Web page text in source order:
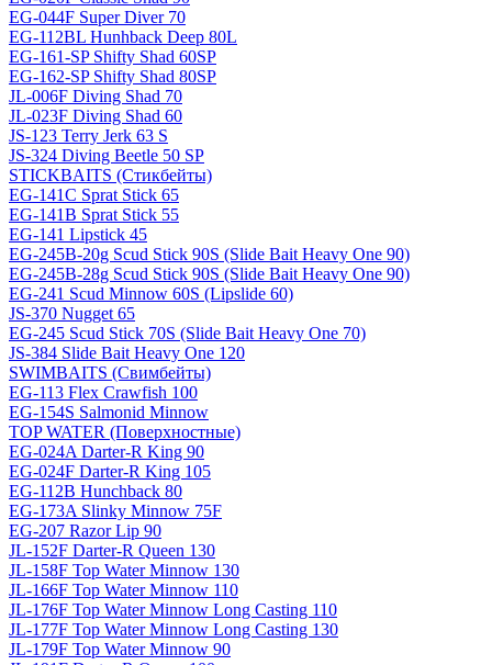
EG-044F Super Diver 70
EG-112BL Hunhback Deep 80L
EG-161-SP Shifty Shad 60SP
EG-162-SP Shifty Shad 80SP
JL-006F Diving Shad 70
JL-023F Diving Shad 60
JS-123 Terry Jerk 63 S
JS-324 Diving Beetle 50 SP
STICKBAITS (Стикбейты)
EG-141C Sprat Stick 65
EG-141B Sprat Stick 55
EG-141 Lipstick 45
EG-245B-20g Scud Stick 90S (Slide Bait Heavy One 90)
EG-245B-28g Scud Stick 90S (Slide Bait Heavy One 90)
EG-241 Scud Minnow 60S (Lipslide 60)
JS-370 Nugget 65
EG-245 Scud Stick 70S (Slide Bait Heavy One 70)
JS-384 Slide Bait Heavy One 120
SWIMBAITS (Свимбейты)
EG-113 Flex Crawfish 100
EG-154S Salmonid Minnow
TOP WATER (Поверхностные)
EG-024A Darter-R King 90
EG-024F Darter-R King 105
EG-112B Hunchback 80
EG-173A Slinky Minnow 75F
EG-207 Razor Lip 90
JL-152F Darter-R Queen 130
JL-158F Top Water Minnow 130
JL-166F Top Water Minnow 110
JL-176F Top Water Minnow Long Casting 110
JL-177F Top Water Minnow Long Casting 130
JL-179F Top Water Minnow 90